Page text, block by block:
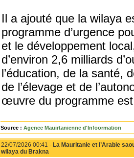
Il a ajouté que la wilaya
programme d’urgence
et le développement
d’environ 2,6 milliards
l’éducation, de la santé,
de l’élevage et de
œuvre du programme
Source : Agence Mauirtanienne d'Infoormation
22/07/2026 00:41 - La Mauritanie et l’Arabie
wilaya du Brakna